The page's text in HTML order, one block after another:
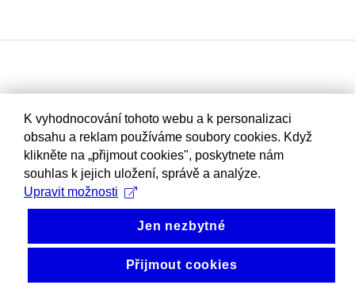
K vyhodnocování tohoto webu a k personalizaci
obsahu a reklam používáme soubory cookies. Když
klikněte na „přijmout cookies", poskytnete nám
souhlas k jejich uložení, správě a analýze.
Upravit možnosti
Jen nezbytné
Přijmout cookies